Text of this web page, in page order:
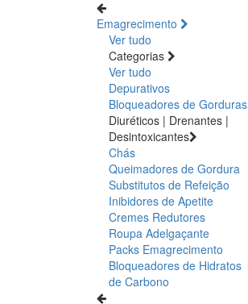
Emagrecimento
Ver tudo
Categorias
Ver tudo
Depurativos
Bloqueadores de Gorduras
Diuréticos | Drenantes |
Desintoxicantes
Chás
Queimadores de Gordura
Substitutos de Refeição
Inibidores de Apetite
Cremes Redutores
Roupa Adelgaçante
Packs Emagrecimento
Bloqueadores de Hidratos
de Carbono